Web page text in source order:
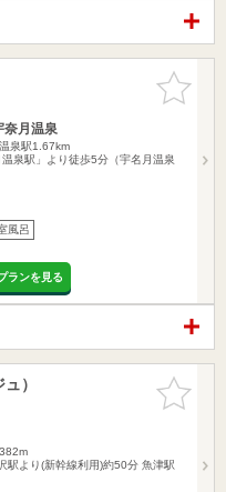
お気に入
りに追加
奈月温泉
泉駅1.67km
泉駅」より徒歩5分（宇名月温泉
風呂
ランを見る
お気に入
りに追加
）
駅より(新幹線利用)約50分 魚津駅